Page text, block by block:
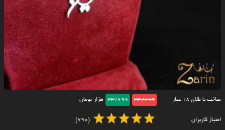
ساخت با طلای ۱۸ عیار 33/799
33/699 هزار تومان
امتیاز کاربران (790)